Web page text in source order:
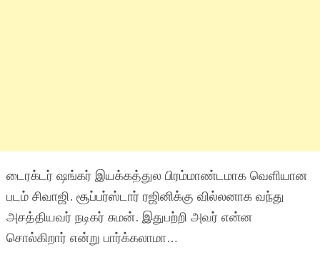
டைரக்டர் ஷங்கர் இயக்கத்துல பிரம்மாண்டமாக வெளியான
படம் சிவாஜி. சூப்பர்ஸ்டார் ரஜினிக்கு வில்லனாக வந்து
அசத்தியவர் நடிகர் சுமன். இதுபற்றி அவர் என்ன
சொல்கிறார் என்று பார்க்கலாமா…